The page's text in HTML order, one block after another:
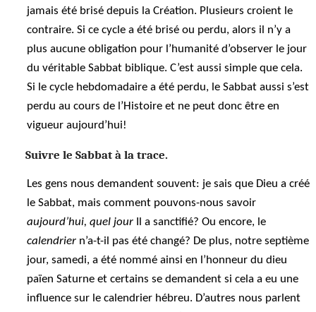
jamais été brisé depuis la Création. Plusieurs croient le
contraire. Si ce cycle a été brisé ou perdu, alors il n’y a
plus aucune obligation pour l’humanité d’observer le jour
du véritable Sabbat biblique. C’est aussi simple que cela.
Si le cycle hebdomadaire a été perdu, le Sabbat aussi s’est
perdu au cours de l’Histoire et ne peut donc être en
vigueur aujourd’hui!
Suivre le Sabbat à la trace.
Les gens nous demandent souvent: je sais que Dieu a créé
le Sabbat, mais comment pouvons-nous savoir
aujourd’hui, quel jour Il a sanctifié? Ou encore, le
calendrier n’a-t-il pas été changé? De plus, notre septième
jour, samedi, a été nommé ainsi en l’honneur du dieu
païen Saturne et certains se demandent si cela a eu une
influence sur le calendrier hébreu. D’autres nous parlent